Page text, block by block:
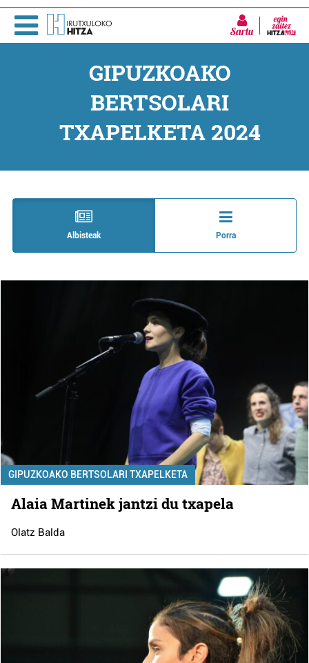
Sartu
GIPUZKOAKO
BERTSOLARI
TXAPELKETA 2024
Albisteak Porra
GIPUZKOAKO BERTSOLARI TXAPELKETA
Alaia Martinek jantzi du txapela
Olatz Balda